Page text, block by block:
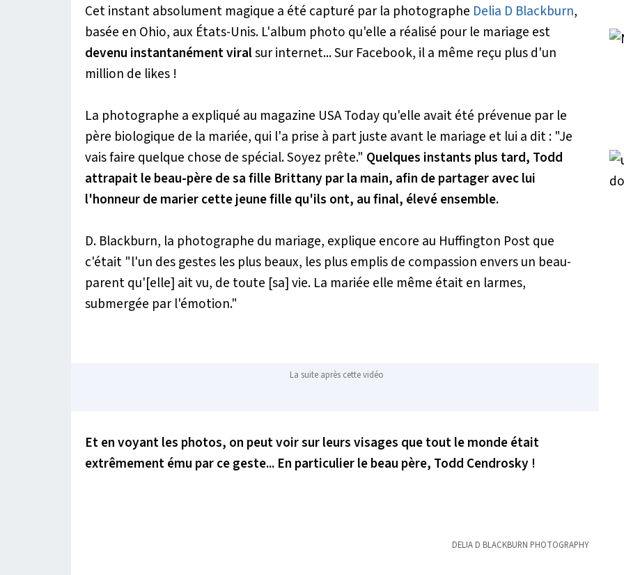
Cet instant absolument magique a été capturé par la photographe Delia D Blackburn,
basée en Ohio, aux États-Unis. L'album photo qu'elle a réalisé pour le mariage est
devenu instantanément viralsur internet... Sur Facebook, il a même reçu plus d'un
million de likes !
La photographe a expliqué au magazine USA Todayqu'elle avait été prévenue par le
père biologique de la mariée, qui l'a prise à part juste avant le mariage et lui a dit : "Je
vais faire quelque chose de spécial. Soyez prête." Quelques instants plus tard, Todd
attrapait le beau-père de sa fille Brittany par la main, afin de partager avec lui
l'honneur de marier cette jeune fille qu'ils ont, au final, élevé ensemble.
D. Blackburn, la photographe du mariage, explique encore au Huffington Postque
c'était "l'un des gestes les plus beaux, les plus emplis de compassion envers un beau-
parent qu'[elle] ait vu, de toute [sa] vie. La mariée elle même était en larmes,
submergée par l'émotion."
La suite après cette vidéo
Et en voyant les photos, on peut voir sur leurs visages que tout le monde était
extrêmement ému par ce geste... En particulier le beau père, Todd Cendrosky !
DELIA D BLACKBURN PHOTOGRAPHY